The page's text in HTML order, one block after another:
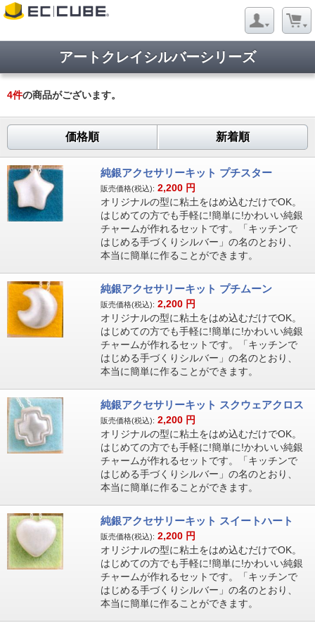
アートクレイシルバーシリーズ
4件の商品がございます。
価格順 新着順
純銀アクセサリーキット プチスター
販売価格(税込): 2,200 円
オリジナルの型に粘土をはめ込むだけでOK。
はじめての方でも手軽に!簡単に!かわいい純銀
チャームが作れるセットです。「キッチンで
はじめる手づくりシルバー」の名のとおり、
本当に簡単に作ることができます。
純銀アクセサリーキット プチムーン
販売価格(税込): 2,200 円
オリジナルの型に粘土をはめ込むだけでOK。
はじめての方でも手軽に!簡単に!かわいい純銀
チャームが作れるセットです。「キッチンで
はじめる手づくりシルバー」の名のとおり、
本当に簡単に作ることができます。
純銀アクセサリーキット スクウェアクロス
販売価格(税込): 2,200 円
オリジナルの型に粘土をはめ込むだけでOK。
はじめての方でも手軽に!簡単に!かわいい純銀
チャームが作れるセットです。「キッチンで
はじめる手づくりシルバー」の名のとおり、
本当に簡単に作ることができます。
純銀アクセサリーキット スイートハート
販売価格(税込): 2,200 円
オリジナルの型に粘土をはめ込むだけでOK。
はじめての方でも手軽に!簡単に!かわいい純銀
チャームが作れるセットです。「キッチンで
はじめる手づくりシルバー」の名のとおり、
本当に簡単に作ることができます。